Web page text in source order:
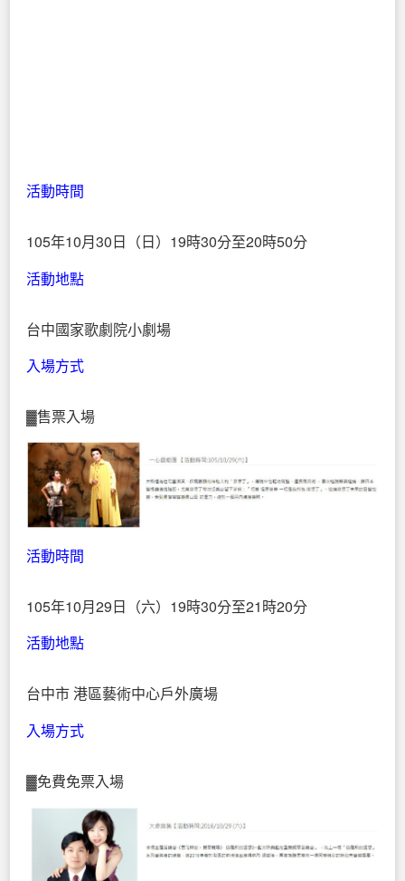
活動時間
105年10月30日（日）19時30分至20時50分
活動地點
台中國家歌劇院小劇場
入場方式
▓售票入場
活動時間
105年10月29日（六）19時30分至21時20分
活動地點
台中市 港區藝術中心戶外廣場
入場方式
▓免費免票入場